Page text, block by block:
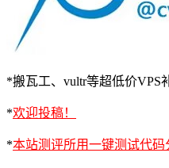
*搬瓦工、vultr等超低价VPS
*欢迎投稿！
*本站测评所用一键测试代码